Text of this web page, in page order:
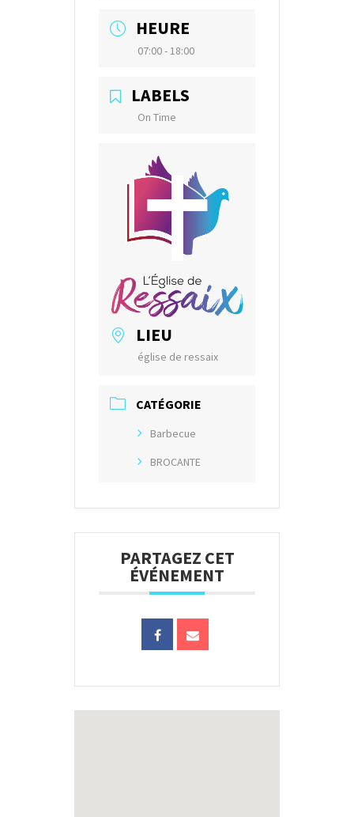
HEURE
07:00 - 18:00
LABELS
On Time
LIEU
église de ressaix
CATÉGORIE
Barbecue
BROCANTE
PARTAGEZ CET
ÉVÉNEMENT